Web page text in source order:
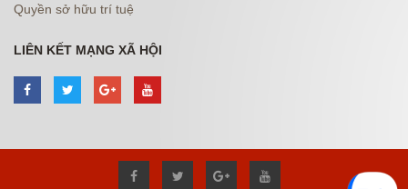
Quyền sở hữu trí tuệ
LIÊN KẾT MẠNG XÃ HỘI